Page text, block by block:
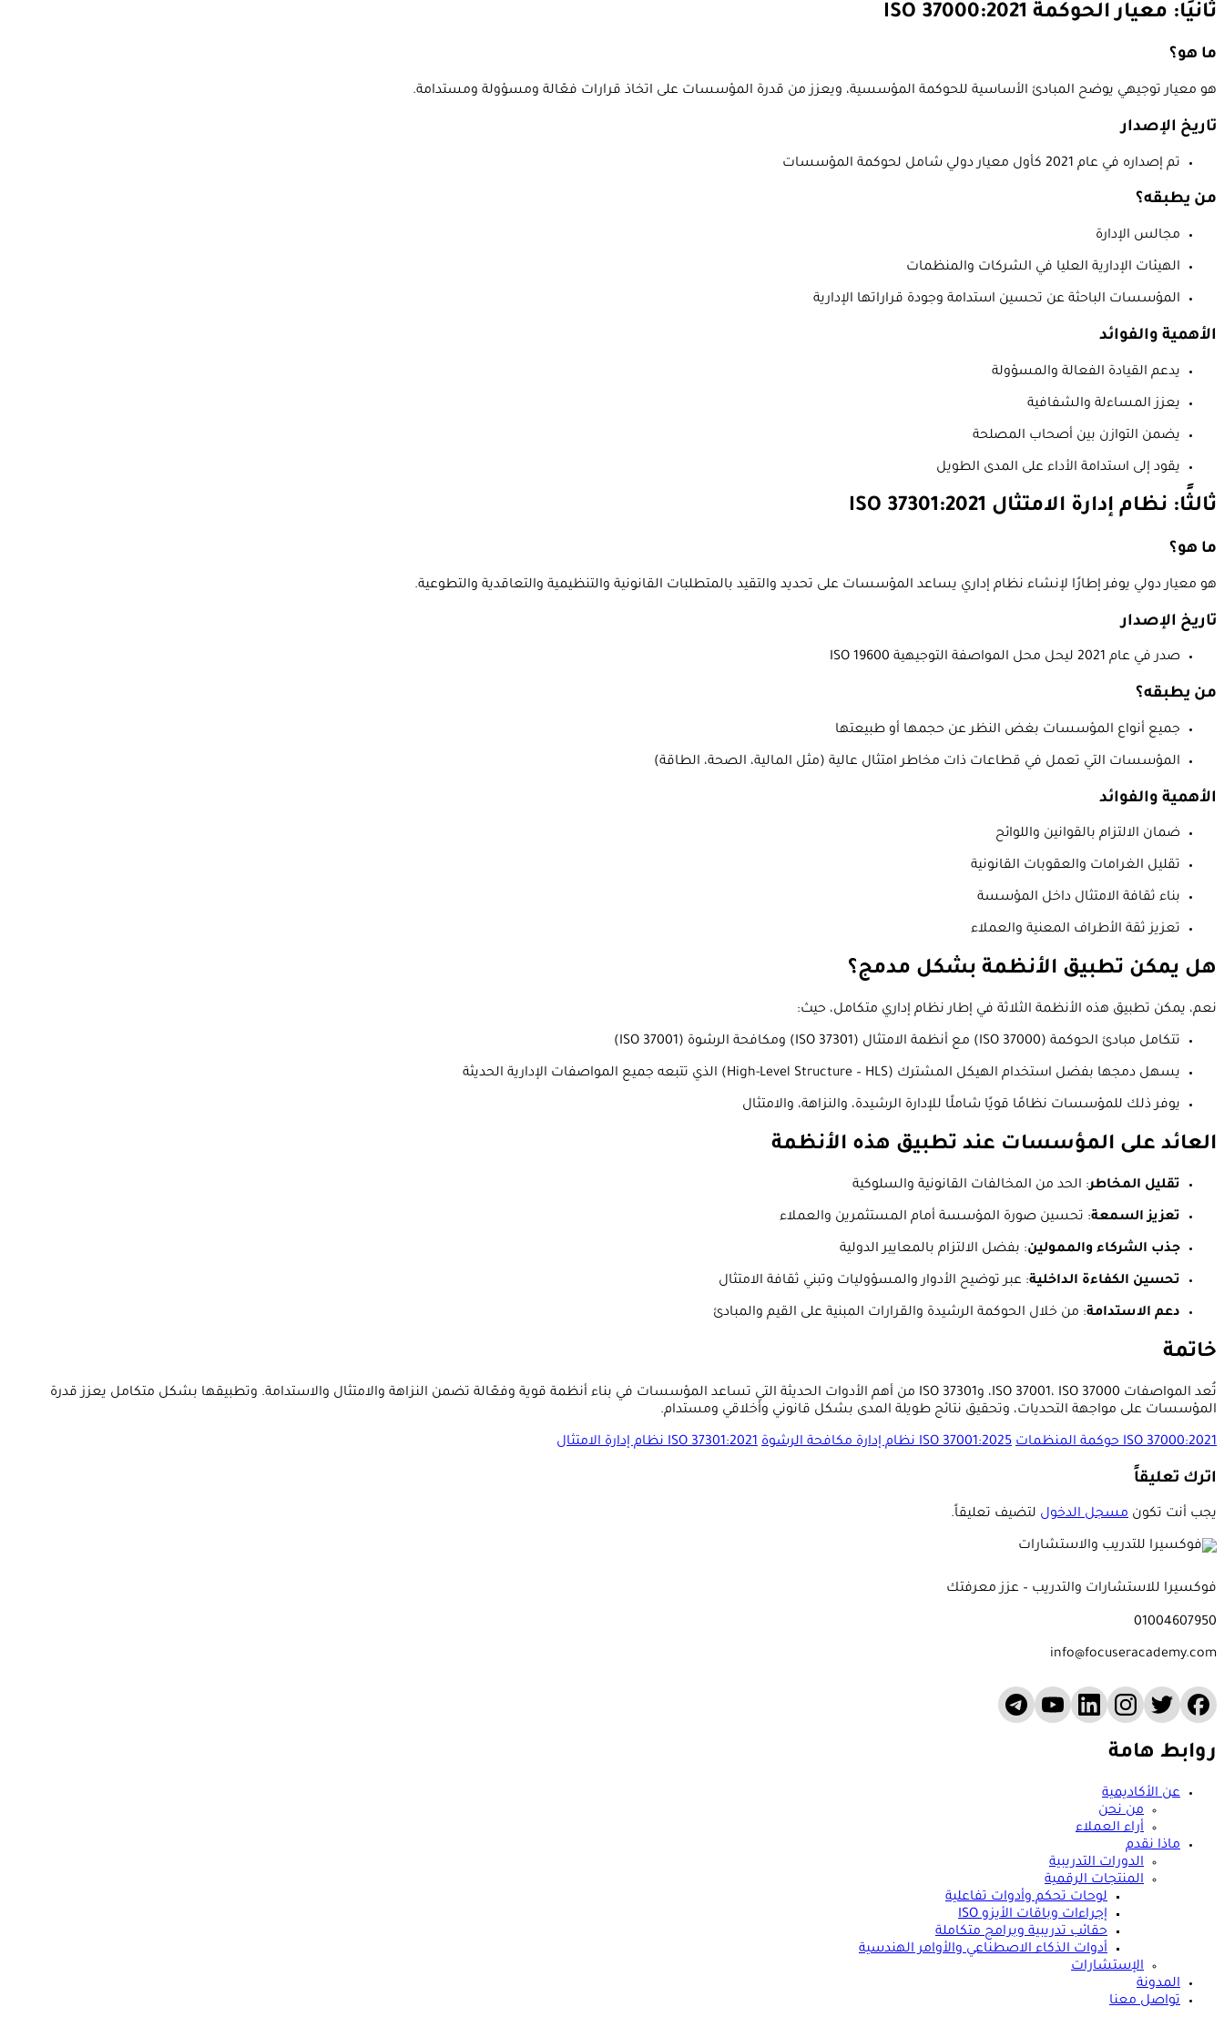
ثانيًا: معيار الحوكمة ISO 37000:2021
ما هو؟
هو معيار توجيهي يوضح المبادئ الأساسية للحوكمة المؤسسية، ويعزز من قدرة المؤسسات على اتخاذ قرارات فعّالة ومسؤولة ومستدامة.
تاريخ الإصدار
تم إصداره في عام 2021 كأول معيار دولي شامل لحوكمة المؤسسات
من يطبقه؟
مجالس الإدارة
الهيئات الإدارية العليا في الشركات والمنظمات
المؤسسات الباحثة عن تحسين استدامة وجودة قراراتها الإدارية
الأهمية والفوائد
يدعم القيادة الفعالة والمسؤولة
يعزز المساءلة والشفافية
يضمن التوازن بين أصحاب المصلحة
يقود إلى استدامة الأداء على المدى الطويل
ثالثًا: نظام إدارة الامتثال ISO 37301:2021
ما هو؟
هو معيار دولي يوفر إطارًا لإنشاء نظام إداري يساعد المؤسسات على تحديد والتقيد بالمتطلبات القانونية والتنظيمية والتعاقدية والتطوعية.
تاريخ الإصدار
صدر في عام 2021 ليحل محل المواصفة التوجيهية ISO 19600
من يطبقه؟
جميع أنواع المؤسسات بغض النظر عن حجمها أو طبيعتها
المؤسسات التي تعمل في قطاعات ذات مخاطر امتثال عالية (مثل المالية، الصحة، الطاقة)
الأهمية والفوائد
ضمان الالتزام بالقوانين واللوائح
تقليل الغرامات والعقوبات القانونية
بناء ثقافة الامتثال داخل المؤسسة
تعزيز ثقة الأطراف المعنية والعملاء
هل يمكن تطبيق الأنظمة بشكل مدمج؟
نعم، يمكن تطبيق هذه الأنظمة الثلاثة في إطار نظام إداري متكامل، حيث:
تتكامل مبادئ الحوكمة (ISO 37000) مع أنظمة الامتثال (ISO 37301) ومكافحة الرشوة (ISO 37001)
يسهل دمجها بفضل استخدام الهيكل المشترك (High-Level Structure – HLS) الذي تتبعه جميع المواصفات الإدارية الحديثة
يوفر ذلك للمؤسسات نظامًا قويًا شاملًا للإدارة الرشيدة، والنزاهة، والامتثال
العائد على المؤسسات عند تطبيق هذه الأنظمة
تقليل المخاطر: الحد من المخالفات القانونية والسلوكية
تعزيز السمعة: تحسين صورة المؤسسة أمام المستثمرين والعملاء
جذب الشركاء والممولين: بفضل الالتزام بالمعايير الدولية
تحسين الكفاءة الداخلية: عبر توضيح الأدوار والمسؤوليات وتبني ثقافة الامتثال
دعم الاستدامة: من خلال الحوكمة الرشيدة والقرارات المبنية على القيم والمبادئ
خاتمة
تُعد المواصفات ISO 37001، ISO 37000، وISO 37301 من أهم الأدوات الحديثة التي تساعد المؤسسات في بناء أنظمة قوية وفعّالة تضمن النزاهة والامتثال والاستدامة. وتطبيقها بشكل متكامل يعزز قدرة
المؤسسات على مواجهة التحديات، وتحقيق نتائج طويلة المدى بشكل قانوني وأخلاقي ومستدام.
ISO 37000:2021 حوكمة المنظمات ISO 37001:2025 نظام إدارة مكافحة الرشوة ISO 37301:2021 نظام إدارة الامتثال
اترك تعليقاً
يجب أنت تكون مسجل الدخول لتضيف تعليقاً.
فوكسيرا للاستشارات والتدريب – عزز معرفتك
01004607950
info@focuseracademy.com
روابط هامة
عن الأكاديمية
من نحن
أراء العملاء
ماذا نقدم
الدورات التدريبية
المنتجات الرقمية
لوحات تحكم وأدوات تفاعلية
إجراءات وباقات الأيزو ISO
حقائب تدريبية وبرامج متكاملة
أدوات الذكاء الاصطناعي والأوامر الهندسية
الإستشارات
المدونة
تواصل معنا